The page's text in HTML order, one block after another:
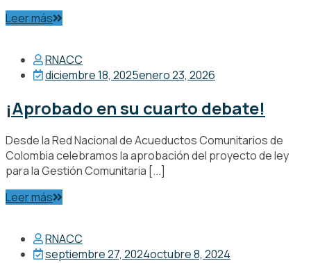
Leer más
RNACC
diciembre 18, 2025enero 23, 2026
¡Aprobado en su cuarto debate!
Desde la Red Nacional de Acueductos Comunitarios de
Colombia celebramos la aprobación del proyecto de ley
para la Gestión Comunitaria [...]
Leer más
RNACC
septiembre 27, 2024octubre 8, 2024